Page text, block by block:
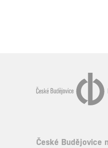
České Budějovice